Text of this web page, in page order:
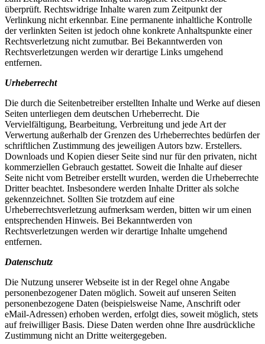
überprüft. Rechtswidrige Inhalte waren zum Zeitpunkt der
Verlinkung nicht erkennbar. Eine permanente inhaltliche Kontrolle
der verlinkten Seiten ist jedoch ohne konkrete Anhaltspunkte einer
Rechtsverletzung nicht zumutbar. Bei Bekanntwerden von
Rechtsverletzungen werden wir derartige Links umgehend
entfernen.
Urheberrecht
Die durch die Seitenbetreiber erstellten Inhalte und Werke auf diesen
Seiten unterliegen dem deutschen Urheberrecht. Die
Vervielfältigung, Bearbeitung, Verbreitung und jede Art der
Verwertung außerhalb der Grenzen des Urheberrechtes bedürfen der
schriftlichen Zustimmung des jeweiligen Autors bzw. Erstellers.
Downloads und Kopien dieser Seite sind nur für den privaten, nicht
kommerziellen Gebrauch gestattet. Soweit die Inhalte auf dieser
Seite nicht vom Betreiber erstellt wurden, werden die Urheberrechte
Dritter beachtet. Insbesondere werden Inhalte Dritter als solche
gekennzeichnet. Sollten Sie trotzdem auf eine
Urheberrechtsverletzung aufmerksam werden, bitten wir um einen
entsprechenden Hinweis. Bei Bekanntwerden von
Rechtsverletzungen werden wir derartige Inhalte umgehend
entfernen.
Datenschutz
Die Nutzung unserer Webseite ist in der Regel ohne Angabe
personenbezogener Daten möglich. Soweit auf unseren Seiten
personenbezogene Daten (beispielsweise Name, Anschrift oder
eMail-Adressen) erhoben werden, erfolgt dies, soweit möglich, stets
auf freiwilliger Basis. Diese Daten werden ohne Ihre ausdrückliche
Zustimmung nicht an Dritte weitergegeben.